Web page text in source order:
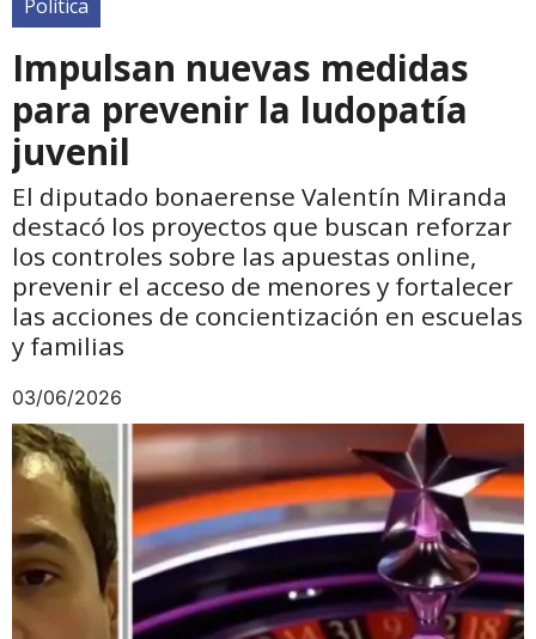
Política
Impulsan nuevas medidas
para prevenir la ludopatía
juvenil
El diputado bonaerense Valentín Miranda
destacó los proyectos que buscan reforzar
los controles sobre las apuestas online,
prevenir el acceso de menores y fortalecer
las acciones de concientización en escuelas
y familias
03/06/2026